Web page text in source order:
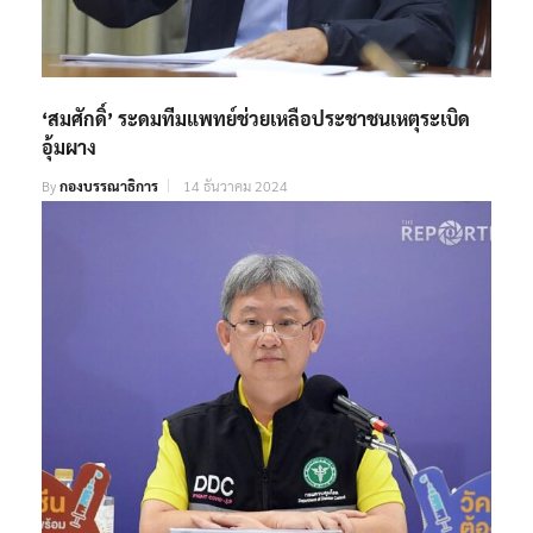
‘สมศักดิ์’ ระดมทีมแพทย์ช่วยเหลือประชาชนเหตุระเบิด
อุ้มผาง
Byกองบรรณาธิการ 14 ธันวาคม 2024